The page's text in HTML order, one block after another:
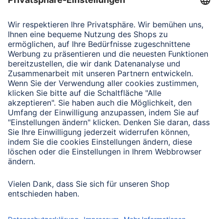
Verbleibende Zeichen: 1000/ 1000
Senden
Mit Absenden des Formulars bestätigen Sie, dass Sie unsere
Datenschutzbestimmungen zur Formulardatenverarbeitung zur
Datenschutz